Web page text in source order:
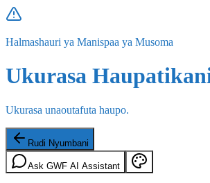
Halmashauri ya Manispaa ya Musoma
Ukurasa
Ukurasa unaoutafuta haupo.
Rudi Nyumbani
Ask GWF AI Assistant